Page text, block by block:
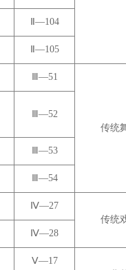
Ⅱ—104
Ⅱ—105
Ⅲ—51
传统
Ⅲ—52
Ⅲ—53
Ⅲ—54
Ⅳ—27
传统
Ⅳ—28
Ⅴ—17